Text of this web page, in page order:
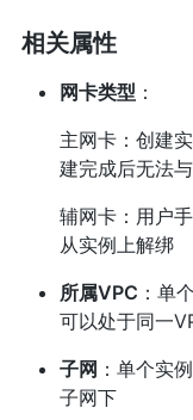
相关属性
网卡类型 ：
主网卡：创建
建完成后无法
辅网卡：用户
从实例上解绑
所属VPC ：单
可以处于同一
子网 ：单个实
子网下